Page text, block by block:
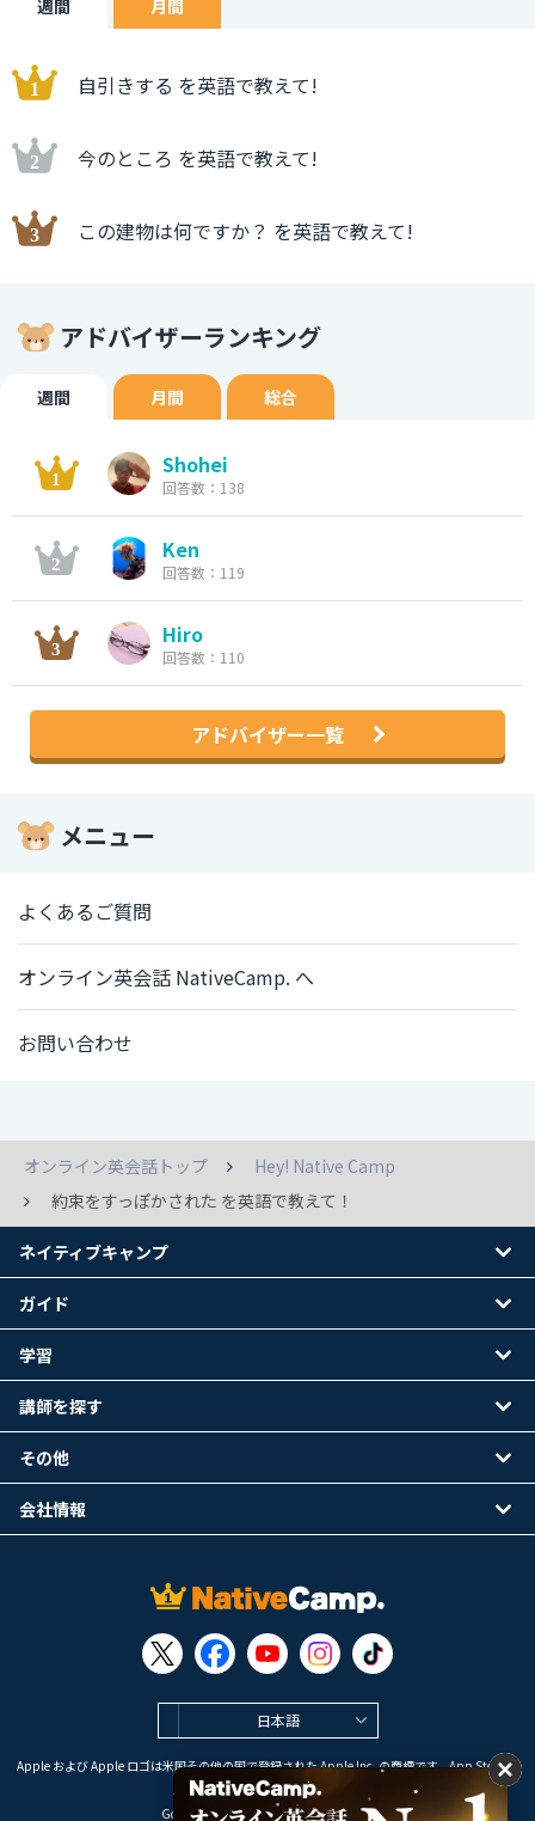
週間 月間
自引きする を英語で教えて!
今のところ を英語で教えて!
この建物は何ですか？ を英語で教えて!
アドバイザーランキング
週間 月間 総合
Shohei
回答数：138
Ken
回答数：119
Hiro
回答数：110
アドバイザー一覧
メニュー
よくあるご質問
オンライン英会話 NativeCamp. へ
お問い合わせ
オンライン英会話トップ
Hey! Native Camp
約束をすっぽかされた を英語で教えて！
日本語
Apple および Apple ロゴは米国その他の国で登録された Apple Inc. の商標です。App Store は
Apple Inc. のサービスマークです。
Google Play は Google LLC の商標です。
ネイティブキャンプ
ガイド
学習
講師を探す
その他
会社情報